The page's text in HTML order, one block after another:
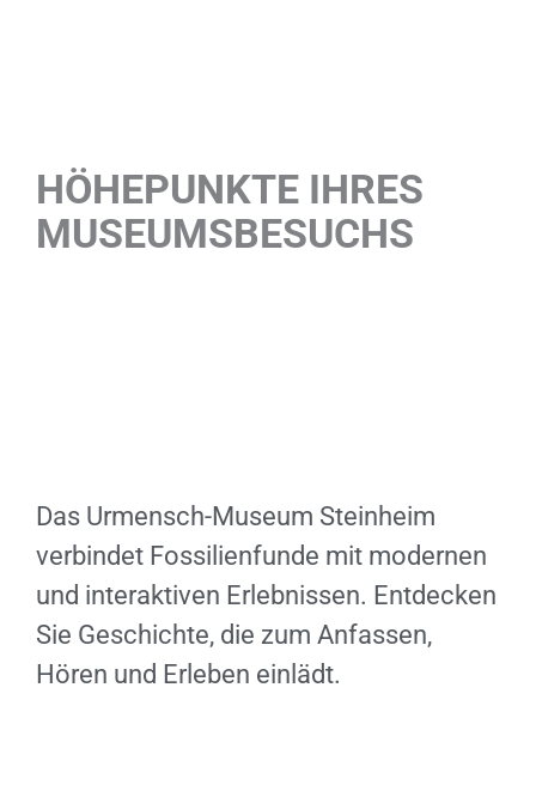
HÖHEPUNKTE IHRES
MUSEUMSBESUCHS
Das Urmensch-Museum Steinheim
verbindet Fossilienfunde mit modernen
und interaktiven Erlebnissen. Entdecken
Sie Geschichte, die zum Anfassen,
Hören und Erleben einlädt.